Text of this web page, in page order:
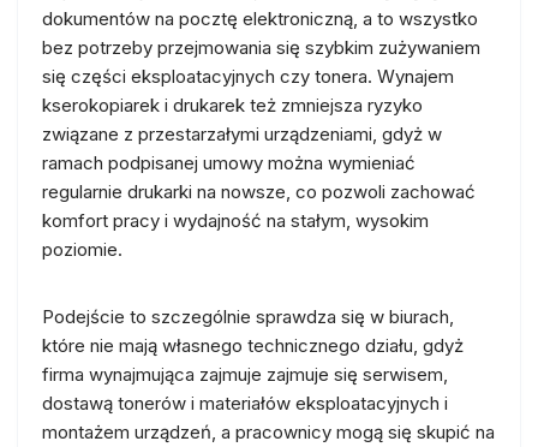
dokumentów na pocztę elektroniczną, a to wszystko
bez potrzeby przejmowania się szybkim zużywaniem
się części eksploatacyjnych czy tonera. Wynajem
kserokopiarek i drukarek też zmniejsza ryzyko
związane z przestarzałymi urządzeniami, gdyż w
ramach podpisanej umowy można wymieniać
regularnie drukarki na nowsze, co pozwoli zachować
komfort pracy i wydajność na stałym, wysokim
poziomie.
Podejście to szczególnie sprawdza się w biurach,
które nie mają własnego technicznego działu, gdyż
firma wynajmująca zajmuje zajmuje się serwisem,
dostawą tonerów i materiałów eksploatacyjnych i
montażem urządzeń, a pracownicy mogą się skupić na